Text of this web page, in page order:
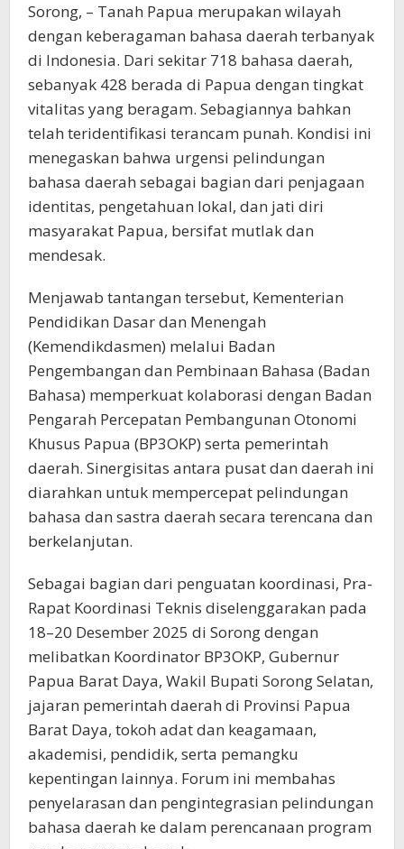
Sorong, – Tanah Papua merupakan wilayah
dengan keberagaman bahasa daerah terbanyak
di Indonesia. Dari sekitar 718 bahasa daerah,
sebanyak 428 berada di Papua dengan tingkat
vitalitas yang beragam. Sebagiannya bahkan
telah teridentifikasi terancam punah. Kondisi ini
menegaskan bahwa urgensi pelindungan
bahasa daerah sebagai bagian dari penjagaan
identitas, pengetahuan lokal, dan jati diri
masyarakat Papua, bersifat mutlak dan
mendesak.
Menjawab tantangan tersebut, Kementerian
Pendidikan Dasar dan Menengah
(Kemendikdasmen) melalui Badan
Pengembangan dan Pembinaan Bahasa (Badan
Bahasa) memperkuat kolaborasi dengan Badan
Pengarah Percepatan Pembangunan Otonomi
Khusus Papua (BP3OKP) serta pemerintah
daerah. Sinergisitas antara pusat dan daerah ini
diarahkan untuk mempercepat pelindungan
bahasa dan sastra daerah secara terencana dan
berkelanjutan.
Sebagai bagian dari penguatan koordinasi, Pra-
Rapat Koordinasi Teknis diselenggarakan pada
18–20 Desember 2025 di Sorong dengan
melibatkan Koordinator BP3OKP, Gubernur
Papua Barat Daya, Wakil Bupati Sorong Selatan,
jajaran pemerintah daerah di Provinsi Papua
Barat Daya, tokoh adat dan keagamaan,
akademisi, pendidik, serta pemangku
kepentingan lainnya. Forum ini membahas
penyelarasan dan pengintegrasian pelindungan
bahasa daerah ke dalam perencanaan program